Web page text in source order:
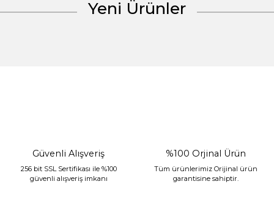
Yeni Ürünler
Güvenli Alışveriş
256 bit SSL Sertifikası ile %100
güvenli alışveriş imkanı
%100 Orjinal Ürün
Tüm ürünlerimiz Orijinal ürün
garantisine sahiptir.